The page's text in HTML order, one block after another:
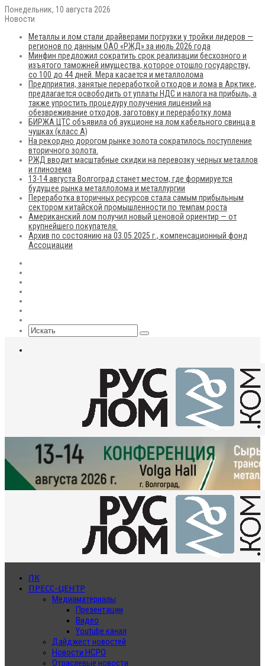
Понедельник, 10 августа 2026
Новости
Металлы и лом стали драйверами погрузки у тройки лидеров —
регионов по данным ОАО «РЖД» за июль 2026 года
Минфин предложил сократить срок реализации бесхозного и
изъятого таможней имущества, которое отошло государству,
со 100 до 44 дней. Мера касается и металлолома
Предприятия, занятые переработкой отходов и лома в Арктике,
предлагается освободить от уплаты НДС и налога на прибыль, а
также упростить процедуру получения лицензий на
обезвреживание отходов, заготовку и переработку лома
БИРЖА ЦТС объявила об аукционе на лом кабельного свинца в
чушках (класс А)
На рекордно дорогом рынке золота сократилось поступление
вторичного золота.
РЖД вводит масштабные скидки на перевозку черных металлов
и глинозема
13-14 августа Волгоград станет местом, где формируется
будущее рынка металлолома и металлургии
Переработка вторичных ресурсов стала самым прибыльным
сектором китайской промышленности по темпам роста
Американский лом получил новый ценовой ориентир — от
крупнейшего покупателя.
Архив по состоянию на 03.05.2025 г., компенсационный фонд
Ассоциации
Искать
ЛК
ПРЕСС-ЦЕНТР
Медиаматериалы
Презентации
Видео
Youtube канал
Дайджест новостей
Новости НСРО
Отраслевые новости